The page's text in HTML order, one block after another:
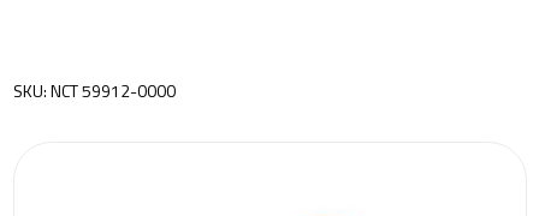
SKU: NCT 59912-0000